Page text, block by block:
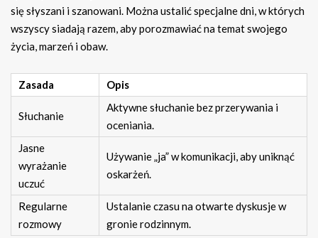
się słyszani i szanowani. Można ustalić specjalne dni, w których
wszyscy siadają razem, aby porozmawiać na temat swojego
życia, marzeń i obaw.
Zasada Opis
Słuchanie
Aktywne słuchanie bez przerywania i
oceniania.
Jasne
wyrażanie
uczuć
Używanie „ja” w komunikacji, aby uniknąć
oskarżeń.
Regularne
rozmowy
Ustalanie czasu na otwarte dyskusje w
gronie rodzinnym.